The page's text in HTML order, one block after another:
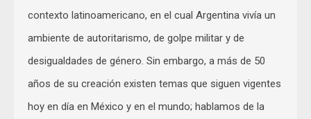
contexto latinoamericano, en el cual Argentina vivía un
ambiente de autoritarismo, de golpe militar y de
desigualdades de género. Sin embargo, a más de 50
años de su creación existen temas que siguen vigentes
hoy en día en México y en el mundo; hablamos de la